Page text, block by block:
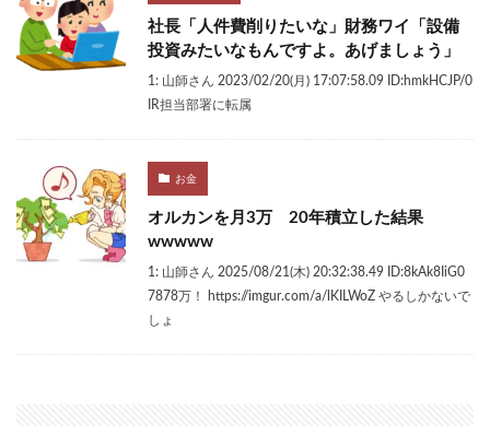
社長「人件費削りたいな」財務ワイ「設備
投資みたいなもんですよ。あげましょう」
1: 山師さん 2023/02/20(月) 17:07:58.09 ID:hmkHCJP/0
IR担当部署に転属
お金
オルカンを月3万 20年積立した結果
wwwww
1: 山師さん 2025/08/21(木) 20:32:38.49 ID:8kAk8IiG0
7878万！ https://imgur.com/a/lKILWoZ やるしかないで
しょ